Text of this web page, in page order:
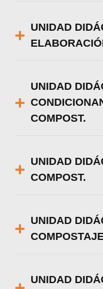
UNIDAD
UNIDAD
COMPOST.
UNIDAD
COMPOST.
UNIDAD
UNIDAD